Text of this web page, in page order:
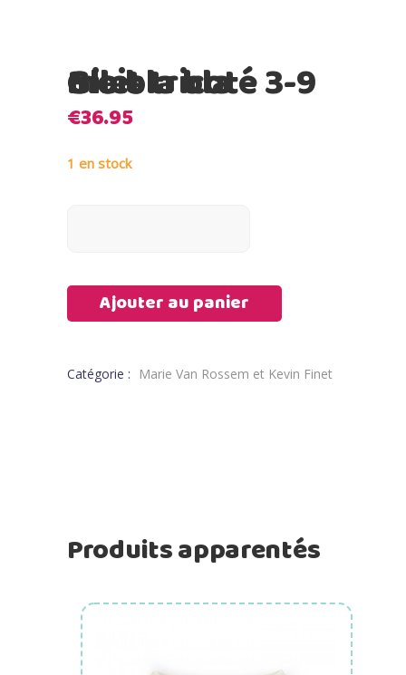
Bla bla bla – Gilet tricoté 3-9 mois
€36.95
1 en stock
Ajouter au panier
Catégorie : Marie Van Rossem et Kevin Finet
Produits apparentés